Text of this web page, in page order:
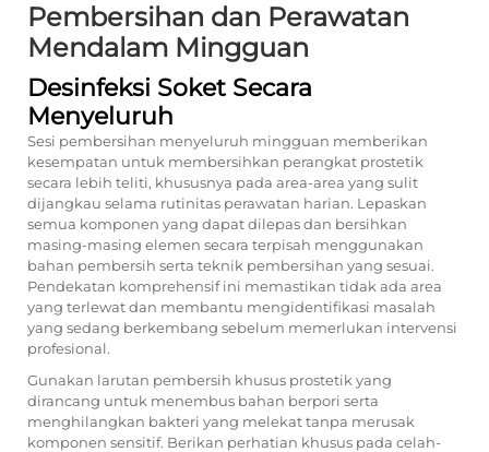
Pembersihan dan Perawatan
Mendalam Mingguan
Desinfeksi Soket Secara
Menyeluruh
Sesi pembersihan menyeluruh mingguan memberikan
kesempatan untuk membersihkan perangkat prostetik
secara lebih teliti, khususnya pada area-area yang sulit
dijangkau selama rutinitas perawatan harian. Lepaskan
semua komponen yang dapat dilepas dan bersihkan
masing-masing elemen secara terpisah menggunakan
bahan pembersih serta teknik pembersihan yang sesuai.
Pendekatan komprehensif ini memastikan tidak ada area
yang terlewat dan membantu mengidentifikasi masalah
yang sedang berkembang sebelum memerlukan intervensi
profesional.
Gunakan larutan pembersih khusus prostetik yang
dirancang untuk menembus bahan berpori serta
menghilangkan bakteri yang melekat tanpa merusak
komponen sensitif. Berikan perhatian khusus pada celah-